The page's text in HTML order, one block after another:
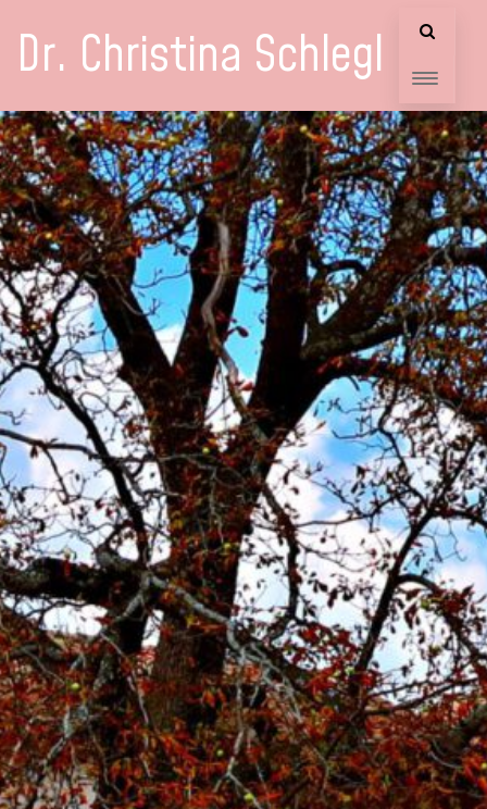
Dr. Christina Schlegl